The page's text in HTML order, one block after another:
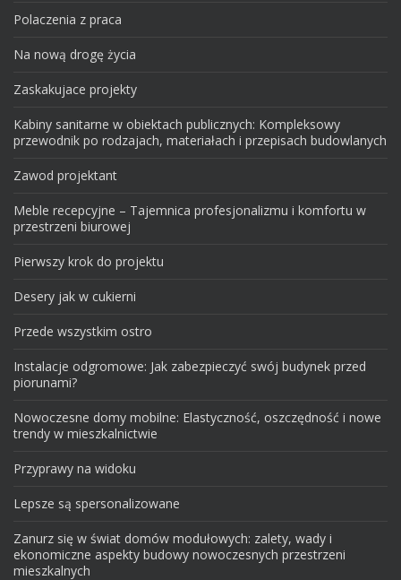
Polaczenia z praca
Na nową drogę życia
Zaskakujace projekty
Kabiny sanitarne w obiektach publicznych: Kompleksowy
przewodnik po rodzajach, materiałach i przepisach budowlanych
Zawod projektant
Meble recepcyjne – Tajemnica profesjonalizmu i komfortu w
przestrzeni biurowej
Pierwszy krok do projektu
Desery jak w cukierni
Przede wszystkim ostro
Instalacje odgromowe: Jak zabezpieczyć swój budynek przed
piorunami?
Nowoczesne domy mobilne: Elastyczność, oszczędność i nowe
trendy w mieszkalnictwie
Przyprawy na widoku
Lepsze są spersonalizowane
Zanurz się w świat domów modułowych: zalety, wady i
ekonomiczne aspekty budowy nowoczesnych przestrzeni
mieszkalnych